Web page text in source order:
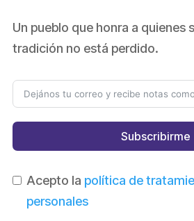
Un pueblo que honra a quienes
tradición no está perdido.
Subscribirme
Acepto la política de
personales